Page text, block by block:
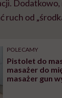
Dodatkowo,
ruch od
POLECAMY
Pistolet do
masażer do
masażer gun